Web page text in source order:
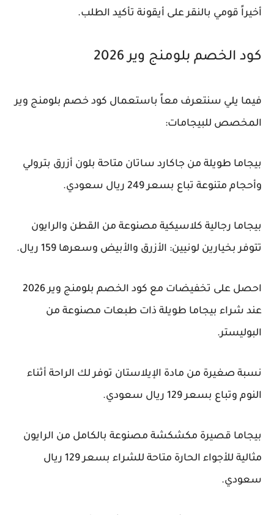
أخيراً قومي بالنقر على أيقونة تأكيد الطلب.
كود الخصم بلومنج وير 2026
فيما يلي سنتعرف معاً باستعمال كود خصم بلومنج وير
المخصص للبيجامات:
بيجاما طويلة من جاكارد ساتان متاحة بلون أزرق بترولي
وأحجام متنوعة تباع بسعر 249 ريال سعودي.
بيجاما رجالية كلاسيكية مصنوعة من القطن والرايون
تتوفر بخيارين لونيين: الأزرق والأبيض وسعرها 159 ريال.
احصل على تخفيضات مع كود الخصم بلومنج وير 2026
عند شراء بيجاما طويلة ذات طبعات مصنوعة من
البوليستر.
نسبة صغيرة من مادة الإيلاستان توفر لك الراحة أثناء
النوم وتباع بسعر 129 ريال سعودي.
بيجاما قصيرة مكشكشة مصنوعة بالكامل من الرايون
مثالية للأجواء الحارة متاحة للشراء بسعر 129 ريال
سعودي.